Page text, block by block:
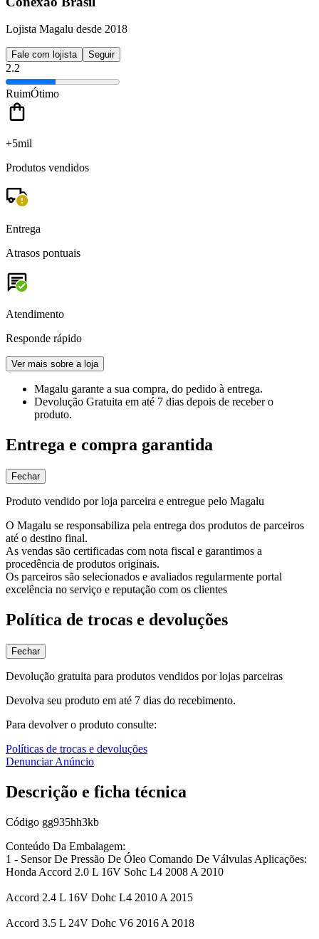
Lojista Magalu desde 2018
Fale com lojista Seguir
2.2
RuimÓtimo
+5mil
Produtos vendidos
Entrega
Atrasos pontuais
Atendimento
Responde rápido
Ver mais sobre a loja
Magalu garante a sua compra, do pedido à entrega.
Devolução Gratuita em até 7 dias depois de receber o
produto.
Entrega e compra garantida
Fechar
Produto vendido por loja parceira e entregue pelo Magalu
O Magalu se responsabiliza pela entrega dos produtos de parceiros
até o destino final.
As vendas são certificadas com nota fiscal e garantimos a
procedência de produtos originais.
Os parceiros são selecionados e avaliados regularmente portal
excelência no serviço e reputação com os clientes
Política de trocas e devoluções
Fechar
Devolução gratuita para produtos vendidos por lojas parceiras
Devolva seu produto em até 7 dias do recebimento.
Para devolver o produto consulte:
Políticas de trocas e devoluções
Denunciar Anúncio
Descrição e ficha técnica
Código gg935hh3kb
Conteúdo Da Embalagem:
1 - Sensor De Pressão De Óleo Comando De Válvulas Aplicações:
Honda Accord 2.0 L 16V Sohc L4 2008 A 2010
Accord 2.4 L 16V Dohc L4 2010 A 2015
Accord 3.5 L 24V Dohc V6 2016 A 2018